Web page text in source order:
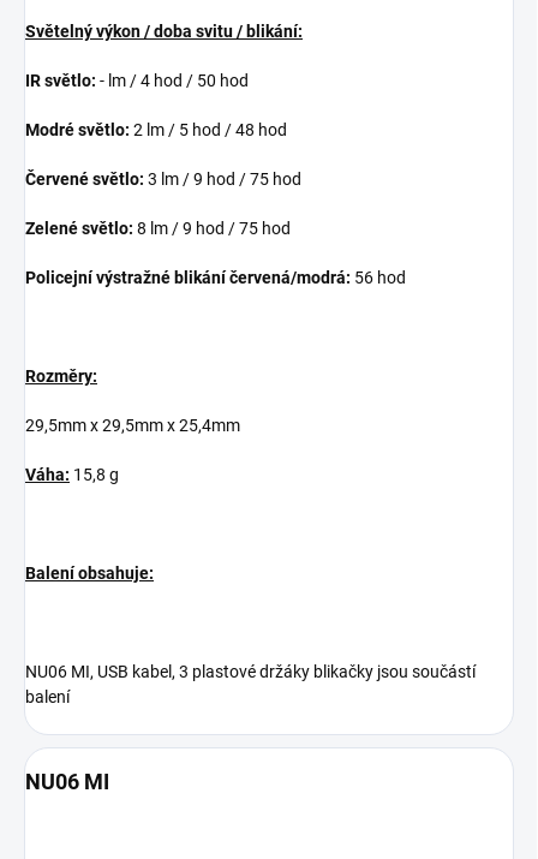
Světelný výkon / doba svitu / blikání:
IR světlo: - lm / 4 hod / 50 hod
Modré světlo: 2 lm / 5 hod / 48 hod
Červené světlo: 3 lm / 9 hod / 75 hod
Zelené světlo: 8 lm / 9 hod / 75 hod
Policejní výstražné blikání červená/modrá: 56 hod
Rozměry:
29,5mm x 29,5mm x 25,4mm
Váha: 15,8 g
Balení obsahuje:
NU06 MI, USB kabel, 3 plastové držáky blikačky jsou součástí
balení
NU06 MI